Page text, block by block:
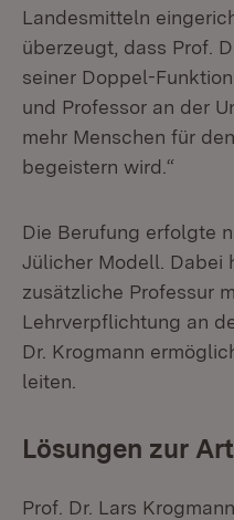
Landesmitteln
überzeugt, dass Prof.
seiner Doppel-
und Professor an der
mehr Menschen für den
begeistern wird.“
Die Berufung erfolgte
Jülicher Modell. Dabei
zusätzliche Professur
Lehrverpflichtung an
Dr. Krogmann
leiten.
Lösungen zur
Prof. Dr. Lars